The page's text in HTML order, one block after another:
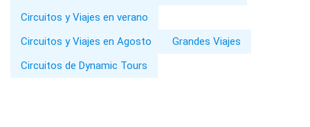
Circuitos y Viajes en verano
Circuitos y Viajes en Agosto
Grandes Viajes
Circuitos de Dynamic Tours